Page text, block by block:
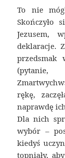
To nie
Skończyło
Jezusem,
deklaracje.
przedsmak
rękę,
naprawdę
Dla nich
wybór –
kiedyś
topniały,